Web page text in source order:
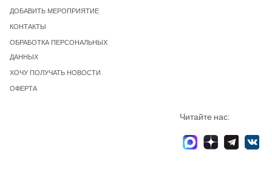
ДОБАВИТЬ МЕРОПРИЯТИЕ
КОНТАКТЫ
ОБРАБОТКА ПЕРСОНАЛЬНЫХ
ДАННЫХ
ХОЧУ ПОЛУЧАТЬ НОВОСТИ
ОФЕРТА
Читайте нас: